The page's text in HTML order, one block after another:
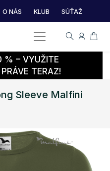
O NÁS KLUB SÚŤAŽ
% – VYUŽITE
TERAZ!
Sleeve Malfini